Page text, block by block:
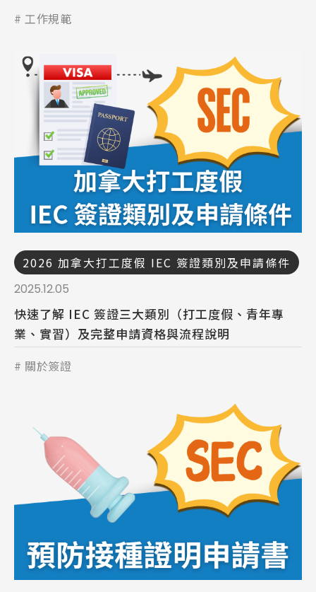
熱門搜尋：
護理 加拿大RO 任意門 遊學團
教育學區
Pathway
Program 課程選擇
SEC 知識庫
工作規範
2026 加拿大打工度假 IEC 簽證類別及申請條件
2025.12.05
快速了解 IEC 簽證三大類別（打工度假、青年專
業、實習）及完整申請資格與流程說明
關於簽證